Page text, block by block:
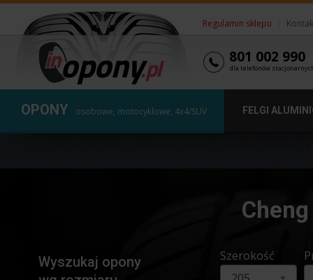
Regulamin sklepu
801 002 990
dla telefonów
OPONY osobowe, motocyklowe, 4x4/SUV FELGI
Wyszukaj opony
Szerokość